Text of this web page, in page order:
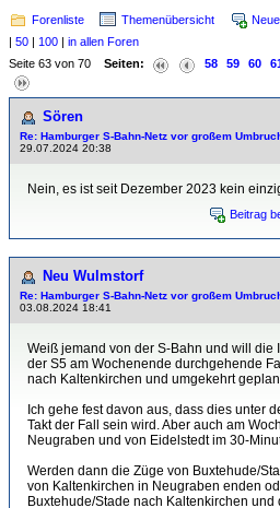
Forenliste Themenübersicht
| 50 | 100 | in allen Foren
Seite 63 von 70 Seiten: 58 59 60
Sören
Re: Hamburger S-Bahn-Netz vor großem
29.07.2024 20:38
Nein, es ist seit Dezember 2023 kein
Beitrag
Neu Wulmstorf
Re: Hamburger S-Bahn-Netz vor großem
03.08.2024 18:41
Weiß jemand von der S-Bahn und will die
der S5 am Wochenende durchgehende
nach Kaltenkirchen und umgekehrt
Ich gehe fest davon aus, dass dies unter
Takt der Fall sein wird. Aber auch am
Neugraben und von Eidelstedt im 30-
Werden dann die Züge von Buxtehude/
von Kaltenkirchen in Neugraben enden
Buxtehude/Stade nach Kaltenkirchen